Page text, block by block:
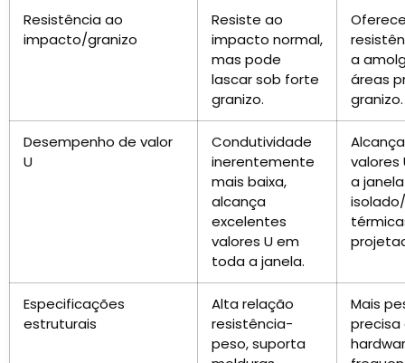
Resistência ao
impacto/granizo
Resiste ao
impacto normal,
mas pode
lascar sob forte
granizo.
a
áreas
granizo.
Desempenho de valor
U
Condutividade
inerentemente
mais baixa,
alcança
excelentes
valores U em
toda a janela.
valores
a
Especificações
estruturais
Alta relação
resistência-
peso, suporta
Mais
precisa